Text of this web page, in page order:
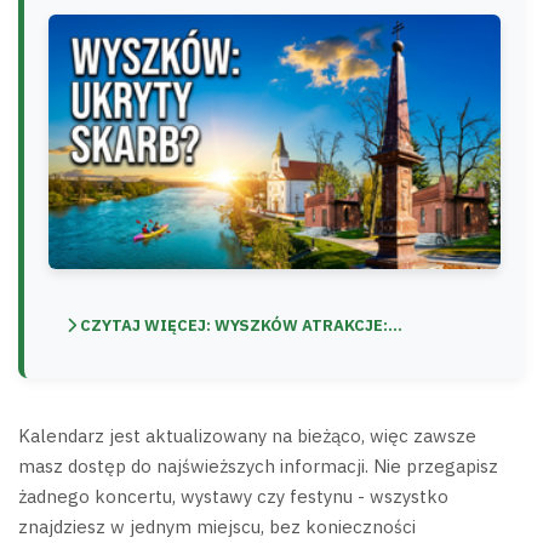
CZYTAJ WIĘCEJ: WYSZKÓW ATRAKCJE:...
Kalendarz jest aktualizowany na bieżąco, więc zawsze
masz dostęp do najświeższych informacji. Nie przegapisz
żadnego koncertu, wystawy czy festynu - wszystko
znajdziesz w jednym miejscu, bez konieczności